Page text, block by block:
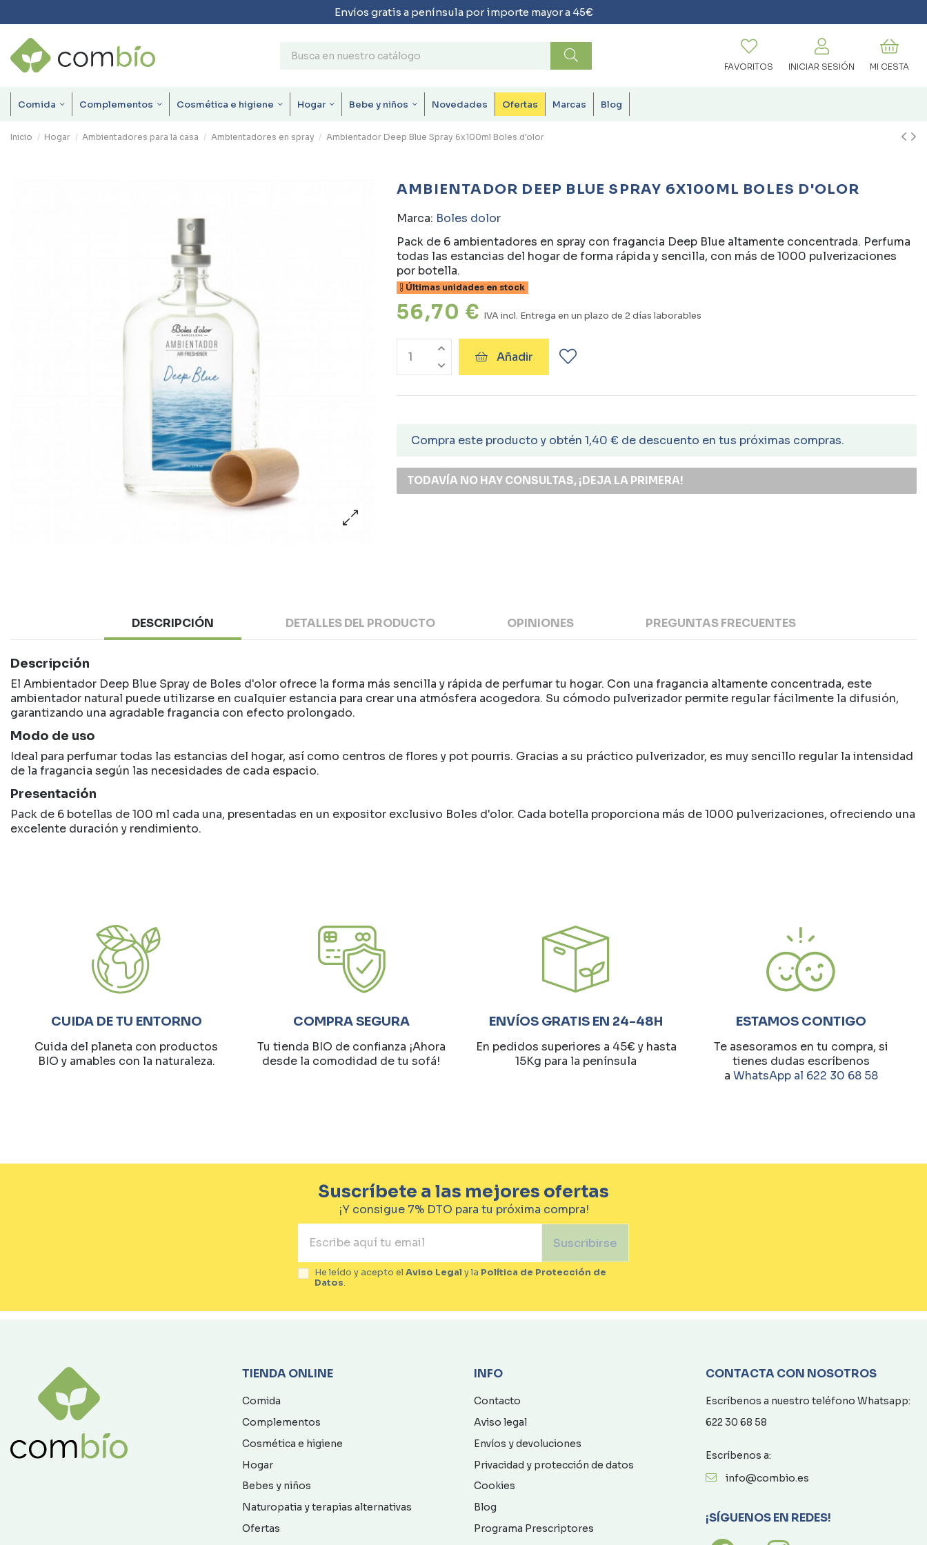
Envíos gratis a península por importe mayor a 45€
FAVORITOS INICIAR SESIÓN MI CESTA
Comida Complementos Cosmética e higiene Hogar Bebe y niños Novedades Ofertas Marcas Blog
Inicio Hogar Ambientadores para la casa Ambientadores en spray Ambientador Deep Blue Spray 6x100ml Boles d'olor
AMBIENTADOR DEEP BLUE SPRAY 6X100ML BOLES D'OLOR
Marca: Boles dolor
Pack de 6 ambientadores en spray con fragancia Deep Blue altamente concentrada. Perfuma
todas las estancias del hogar de forma rápida y sencilla, con más de 1000 pulverizaciones
por botella.
Últimas unidades en stock
56,70 € IVA incl. Entrega en un plazo de 2 días laborables
Añadir
Compra este producto y obtén 1,40 € de descuento en tus próximas compras.
TODAVÍA NO HAY CONSULTAS, ¡DEJA LA PRIMERA!
DESCRIPCIÓN DETALLES DEL PRODUCTO OPINIONES PREGUNTAS FRECUENTES
Descripción
El Ambientador Deep Blue Spray de Boles d'olor ofrece la forma más sencilla y rápida de perfumar tu hogar. Con una fragancia altamente concentrada, este
ambientador natural puede utilizarse en cualquier estancia para crear una atmósfera acogedora. Su cómodo pulverizador permite regular fácilmente la difusión,
garantizando una agradable fragancia con efecto prolongado.
Modo de uso
Ideal para perfumar todas las estancias del hogar, así como centros de flores y pot pourris. Gracias a su práctico pulverizador, es muy sencillo regular la intensidad
de la fragancia según las necesidades de cada espacio.
Presentación
Pack de 6 botellas de 100 ml cada una, presentadas en un expositor exclusivo Boles d'olor. Cada botella proporciona más de 1000 pulverizaciones, ofreciendo una
excelente duración y rendimiento.
CUIDA DE TU ENTORNO
Cuida del planeta con productos
BIO y amables con la naturaleza.
COMPRA SEGURA
Tu tienda BIO de confianza ¡Ahora
desde la comodidad de tu sofá!
ENVÍOS GRATIS EN 24-48H
En pedidos superiores a 45€ y hasta
15Kg para la península
ESTAMOS CONTIGO
Te asesoramos en tu compra, si
tienes dudas escríbenos
a WhatsApp al 622 30 68 58
Suscríbete a las mejores ofertas
¡Y consigue 7% DTO para tu próxima compra!
Suscribirse
He leído y acepto el Aviso Legal y la Política de Protección de
Datos.
TIENDA ONLINE
Comida
Complementos
Cosmética e higiene
Hogar
Bebes y niños
Naturopatia y terapias alternativas
Ofertas
INFO
Contacto
Aviso legal
Envíos y devoluciones
Privacidad y protección de datos
Cookies
Blog
Programa Prescriptores
CONTACTA CON NOSOTROS
Escríbenos a nuestro teléfono Whatsapp:
622 30 68 58
Escríbenos a:
info@combio.es
¡SÍGUENOS EN REDES!